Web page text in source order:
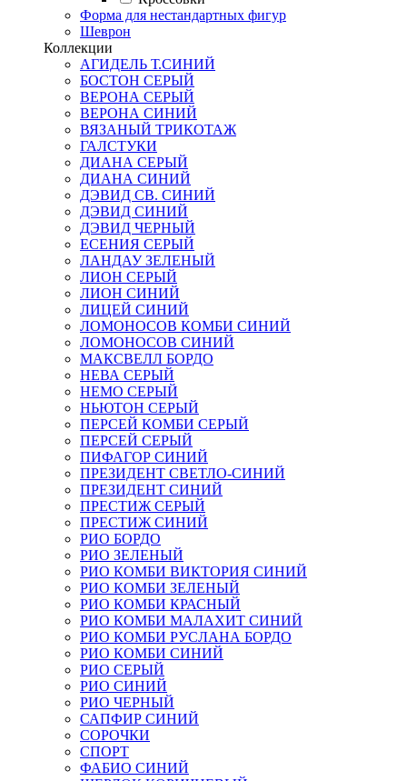
Форма для нестандартных фигур
Шеврон
Коллекции
АГИДЕЛЬ Т.СИНИЙ
БОСТОН СЕРЫЙ
ВЕРОНА СЕРЫЙ
ВЕРОНА СИНИЙ
ВЯЗАНЫЙ ТРИКОТАЖ
ГАЛСТУКИ
ДИАНА СЕРЫЙ
ДИАНА СИНИЙ
ДЭВИД СВ. СИНИЙ
ДЭВИД СИНИЙ
ДЭВИД ЧЕРНЫЙ
ЕСЕНИЯ СЕРЫЙ
ЛАНДАУ ЗЕЛЕНЫЙ
ЛИОН СЕРЫЙ
ЛИОН СИНИЙ
ЛИЦЕЙ СИНИЙ
ЛОМОНОСОВ КОМБИ СИНИЙ
ЛОМОНОСОВ СИНИЙ
МАКСВЕЛЛ БОРДО
НЕВА СЕРЫЙ
НЕМО СЕРЫЙ
НЬЮТОН СЕРЫЙ
ПЕРСЕЙ КОМБИ СЕРЫЙ
ПЕРСЕЙ СЕРЫЙ
ПИФАГОР СИНИЙ
ПРЕЗИДЕНТ СВЕТЛО-СИНИЙ
ПРЕЗИДЕНТ СИНИЙ
ПРЕСТИЖ СЕРЫЙ
ПРЕСТИЖ СИНИЙ
РИО БОРДО
РИО ЗЕЛЕНЫЙ
РИО КОМБИ ВИКТОРИЯ СИНИЙ
РИО КОМБИ ЗЕЛЕНЫЙ
РИО КОМБИ КРАСНЫЙ
РИО КОМБИ МАЛАХИТ СИНИЙ
РИО КОМБИ РУСЛАНА БОРДО
РИО КОМБИ СИНИЙ
РИО СЕРЫЙ
РИО СИНИЙ
РИО ЧЕРНЫЙ
САПФИР СИНИЙ
СОРОЧКИ
СПОРТ
ФАБИО СИНИЙ